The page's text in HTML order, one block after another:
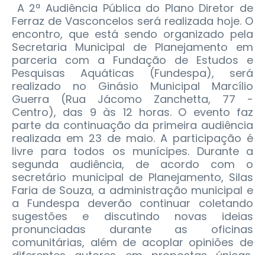
A 2ª Audiência Pública do Plano Diretor de
Ferraz de Vasconcelos será realizada hoje. O
encontro, que está sendo organizado pela
Secretaria Municipal de Planejamento em
parceria com a Fundação de Estudos e
Pesquisas Aquáticas (Fundespa), será
realizado no Ginásio Municipal Marcílio
Guerra (Rua Jácomo Zanchetta, 77 -
Centro), das 9 às 12 horas. O evento faz
parte da continuação da primeira audiência
realizada em 23 de maio. A participação é
livre para todos os munícipes. Durante a
segunda audiência, de acordo com o
secretário municipal de Planejamento, Silas
Faria de Souza, a administração municipal e
a Fundespa deverão continuar coletando
sugestões e discutindo novas ideias
pronunciadas durante as oficinas
comunitárias, além de acoplar opiniões de